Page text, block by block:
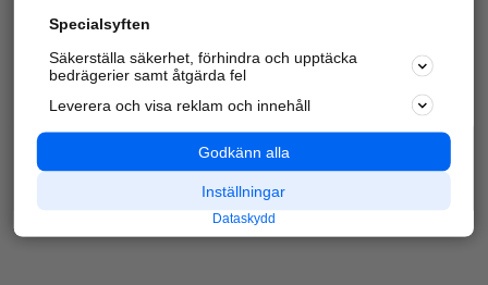
Specialsyften
Säkerställa säkerhet, förhindra och upptäcka
bedrägerier samt åtgärda fel
Leverera och visa reklam och innehåll
Godkänn alla
Inställningar
Dataskydd